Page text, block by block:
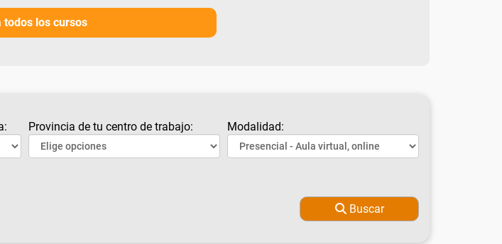
todos los cursos
Provincia de tu centro de trabajo: Modalidad:
Buscar